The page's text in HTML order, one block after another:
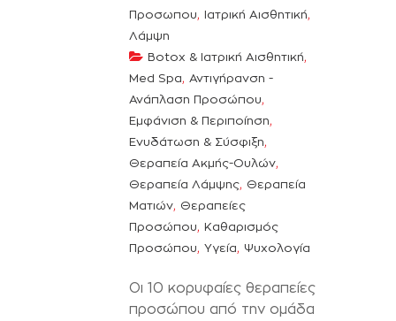
Προσωπου, Ιατρική Αισθητική,
Λάμψη
Botox & Ιατρική Αισθητική,
Med Spa, Αντιγήρανση -
Ανάπλαση Προσώπου,
Εμφάνιση & Περιποίηση,
Ενυδάτωση & Σύσφιξη,
Θεραπεία Ακμής-Ουλών,
Θεραπεία Λάμψης, Θεραπεία
Ματιών, Θεραπείες
Προσώπου, Καθαρισμός
Προσώπου, Υγεία, Ψυχολογία
Οι 10 κορυφαίες θεραπείες
προσώπου από την ομάδα